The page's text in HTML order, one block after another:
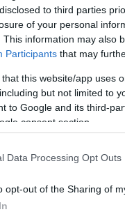
to third parties
of your personal
This information may also
Participants that may
that this website/app uses
but not limited to
to Google and its third-
consent section.
Data Processing Opt Outs
opt-out of the Sharing of
dimostra come il
con
gli ecosistemi
si propone non
mareggiate e
e di
del Comitato amici
locale e
di Arzachena,
di salvaguardia.